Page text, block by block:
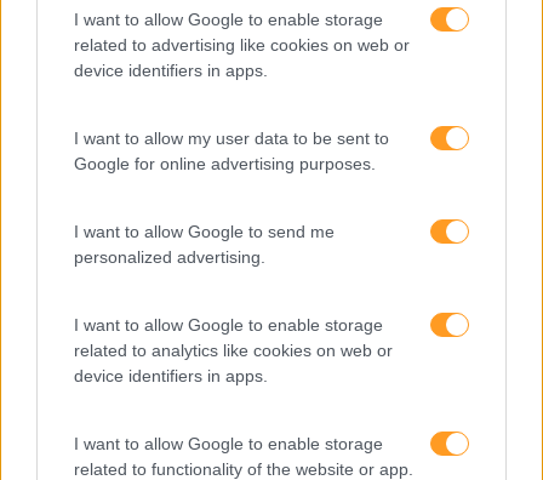
I want to allow Google to enable storage
related to advertising like cookies on web or
device identifiers in apps.
I want to allow my user data to be sent to
Google for online advertising purposes.
I want to allow Google to send me
personalized advertising.
I want to allow Google to enable storage
related to analytics like cookies on web or
device identifiers in apps.
I want to allow Google to enable storage
related to functionality of the website or app.
Feedback fora do
melhorar o ambiente de
trabalho e aumentar a
O futuro dos líderes é
decidir com base em
crítico